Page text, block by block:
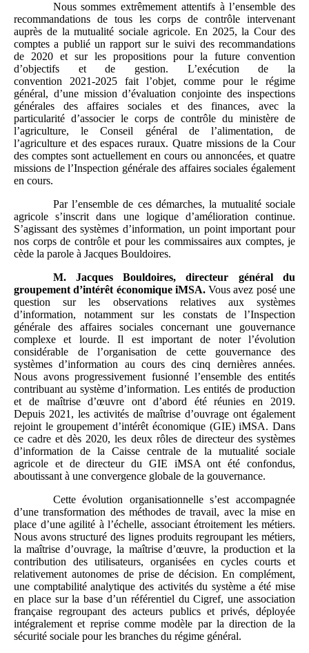
Nous sommes extrêmement attentifs à l’ensemble des
recommandations de tous les corps de contrôle intervenant
auprès de la mutualité sociale agricole. En 2025, la Cour des
comptes a publié un rapport sur le suivi des recommandations
de 2020 et sur les propositions pour la future convention
d’objectifs et de gestion. L’exécution de la
convention 2021‑2025 fait l’objet, comme pour le régime
général, d’une mission d’évaluation conjointe des inspections
générales des affaires sociales et des finances, avec la
particularité d’associer le corps de contrôle du ministère de
l’agriculture, le Conseil général de l’alimentation, de
l’agriculture et des espaces ruraux. Quatre missions de la Cour
des comptes sont actuellement en cours ou annoncées, et quatre
missions de l’Inspection générale des affaires sociales également
en cours.
Par l’ensemble de ces démarches, la mutualité sociale
agricole s’inscrit dans une logique d’amélioration continue.
S’agissant des systèmes d’information, un point important pour
nos corps de contrôle et pour les commissaires aux comptes, je
cède la parole à Jacques Bouldoires.
M.
Jacques Bouldoires, directeur général du
groupement d’intérêt économique iMSA.Vous avez posé une
question sur les observations relatives aux systèmes
d’information, notamment sur les constats de l’Inspection
générale des affaires sociales concernant une gouvernance
complexe et lourde. Il est important de noter l’évolution
considérable de l’organisation de cette gouvernance des
systèmes d’information au cours des cinq dernières années.
Nous avons progressivement fusionné l’ensemble des entités
contribuant au système d’information. Les entités de production
et de maîtrise d’œuvre ont d’abord été réunies en 2019.
Depuis 2021, les activités de maîtrise d’ouvrage ont également
rejoint le groupement d’intérêt économique (GIE) iMSA. Dans
ce cadre et dès 2020, les deux rôles de directeur des systèmes
d’information de la Caisse centrale de la mutualité sociale
agricole et de directeur du GIE iMSA ont été confondus,
aboutissant à une convergence globale de la gouvernance.
Cette évolution organisationnelle s’est accompagnée
d’une transformation des méthodes de travail, avec la mise en
place d’une agilité à l’échelle, associant étroitement les métiers.
Nous avons structuré des lignes produits regroupant les métiers,
la maîtrise d’ouvrage, la maîtrise d’œuvre, la production et la
contribution des utilisateurs, organisées en cycles courts et
relativement autonomes de prise de décision. En complément,
une comptabilité analytique des activités du système a été mise
en place sur la base d’un référentiel du Cigref, une association
française regroupant des acteurs publics et privés, déployée
intégralement et reprise comme modèle par la direction de la
sécurité sociale pour les branches du régime général.